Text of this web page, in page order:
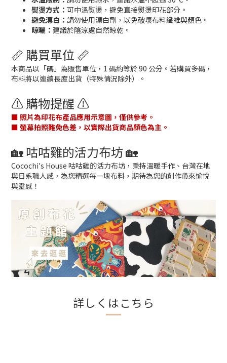
熨燙方式： 可中溫熨燙，避免直接熨燙印花部分。
避免漂白： 請勿使用漂白劑，以免破壞布料纖維與顏色。
晾曬： 建議於陰涼處自然晾乾。
📏 購買單位 📏
本商品以「碼 」為販售單位，1 碼約等於 90 公分。若購買多碼，
布料將以連續長度出貨（特殊情況除外）。
⚠️ 購物提醒 ⚠️
■ 照片為印花布產品應用示意圖，僅供參考。
■ 螢幕拍照難免色差，以實際出貨商品顏色為主。
🏡 咕咕雞的活力布坊 🏡
Cocochi's House 咕咕雞的活力布坊，秉持溫暖手作、台灣在地
與日系職人感，為您精選每一塊布料，期待為您的創作帶來愉悅
與靈感！
詳しくはこちら